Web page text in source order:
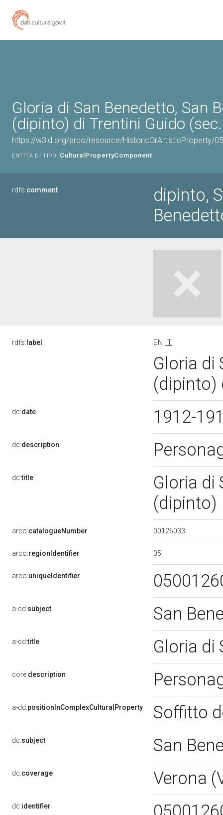
Gloria di San Benedetto, San
(dipinto) di Trentini Guido
https://w3id.org/arco/resource/HistoricOrArtisticProperty/
ENTITÀ DI TIPO: CulturalPropertyComponent
rdfs:comment
dipinto,
rdfs: label EN IT
Gloria di
(dipinto)
dc:date 1912-
dc:description
dc:title
Gloria di
(dipinto)
arco:catalogueNumber 00126033
arco:regionIdentifier 05
arco:uniqueIdentifier
a-cd:subject San
a-cd:title Gloria di
core:description
a-dd:positionInComplexCulturalProperty Soffitto
dc:subject San
dc:coverage Verona
dc:identifier